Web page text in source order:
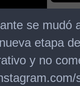
se mudó
etapa
y no